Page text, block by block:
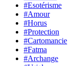
#Esotérisme
#Amour
#Horus
#Protection
#Cartomancie
#Fatma
#Archange